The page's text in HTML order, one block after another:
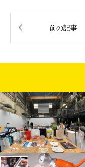
 前の記事